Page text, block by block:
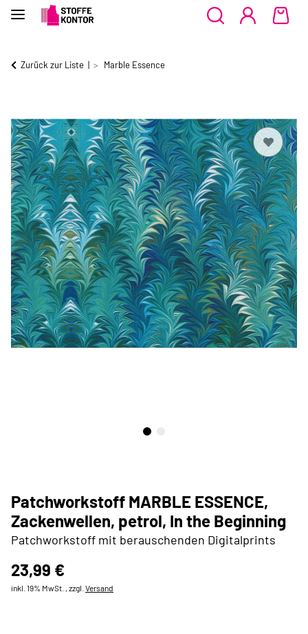
Zurück zur Liste Marble Essence
Patchworkstoff MARBLE ESSENCE,
Zackenwellen, petrol, In the Beginning
Patchworkstoff mit berauschenden Digitalprints
23,99 €
inkl. 19% MwSt. , zzgl. Versand